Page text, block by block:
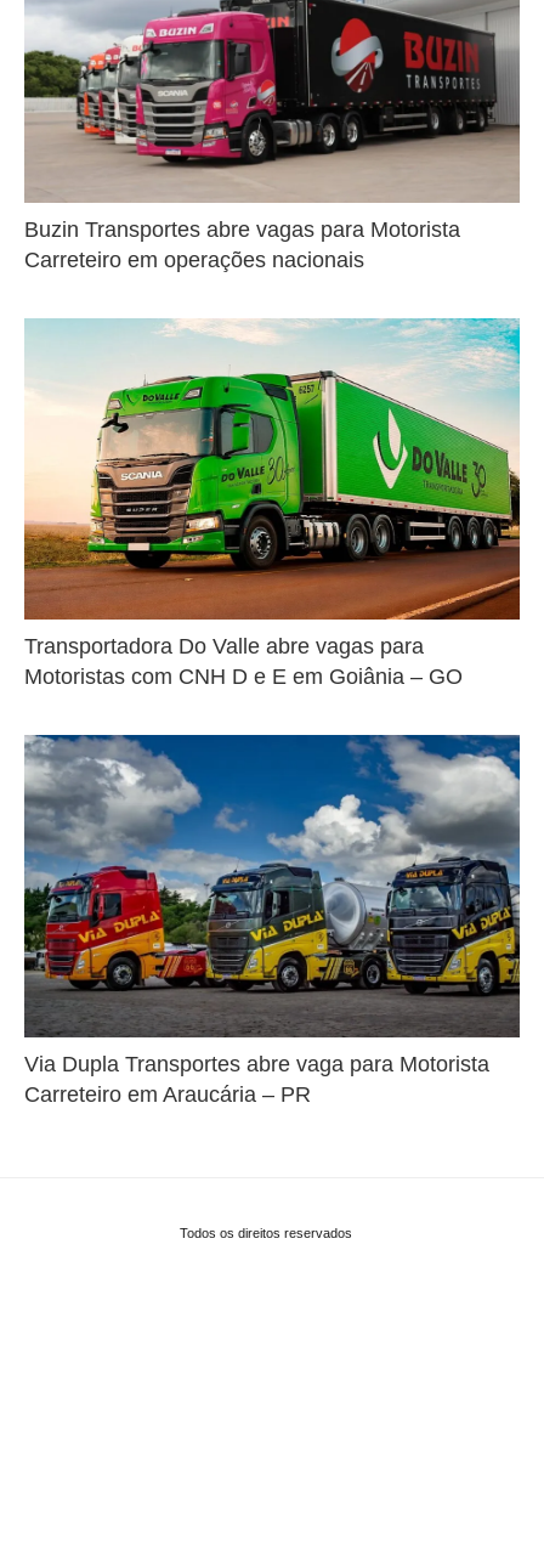
Buzin Transportes abre vagas para Motorista
Carreteiro em operações nacionais
Transportadora Do Valle abre vagas para
Motoristas com CNH D e E em Goiânia – GO
Via Dupla Transportes abre vaga para Motorista
Carreteiro em Araucária – PR
Todos os direitos reservados